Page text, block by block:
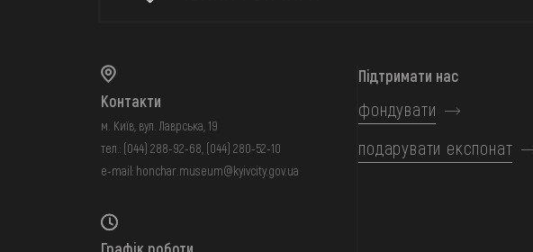
Контакти
м. Київ, вул. Лаврська, 19
тел.: (044) 288-92-68 (044) 280-52-10
e-mail: honchar.museum@kyivcity.gov.ua
Підтримати нас
фондувати
подарувати експонат